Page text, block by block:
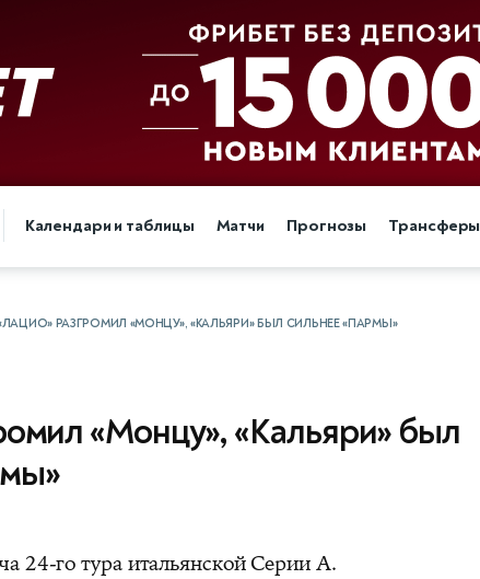
Календари и таблицы Матчи Прогнозы Трансферы
РАЗГРОМИЛ «МОНЦУ», «КАЛЬЯРИ» БЫЛ СИЛЬНЕЕ «ПАРМЫ»
«Монцу», «Кальяри» был
24-го тура итальянской Серии А.